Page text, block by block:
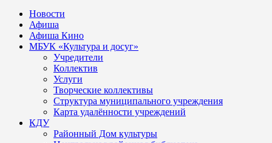
Новости
Афиша
Афиша Кино
МБУК «Культура и досуг»
Учредители
Коллектив
Услуги
Творческие коллективы
Структура муниципального учреждения
Карта удалённости учреждений
КДУ
Районный Дом культуры